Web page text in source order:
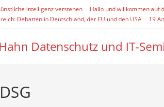
Intelligenz verstehen Hallo und willkommen auf
Debatten in Deutschland, der EU und den USA
19
Datenschutz und IT-